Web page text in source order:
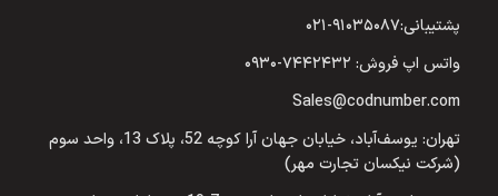
پشتیبانی:۹۱۰۳۵۰۸۷-۰۲۱
واتس اپ فروش: ۷۴۴۲۴۳۲-۰۹۳۰
Sales@codnumber.com
تهران: یوسف‌آباد، خیابان جهان آرا کوچه 52، پلاک 13، واحد سوم
(شرکت نیکسان تجارت مهر)